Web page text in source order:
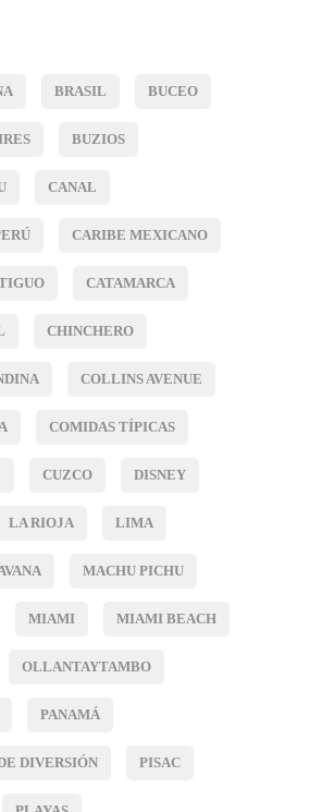
BRASIL BUCEO
BUZIOS
CANAL
CARIBE MEXICANO
CATAMARCA
CHINCHERO
COLLINS AVENUE
COMIDAS TÍPICAS
CUZCO DISNEY
LA RIOJA LIMA
MACHU PICHU
MIAMI MIAMI BEACH
OLLANTAYTAMBO
PANAMÁ
DIVERSIÓN PISAC